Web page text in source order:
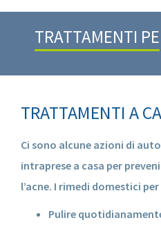
TRATTAMENTI
TRATTAMENTI A
Ci sono alcune azioni di
intraprese a casa per
l’acne. I rimedi domestici
Pulire